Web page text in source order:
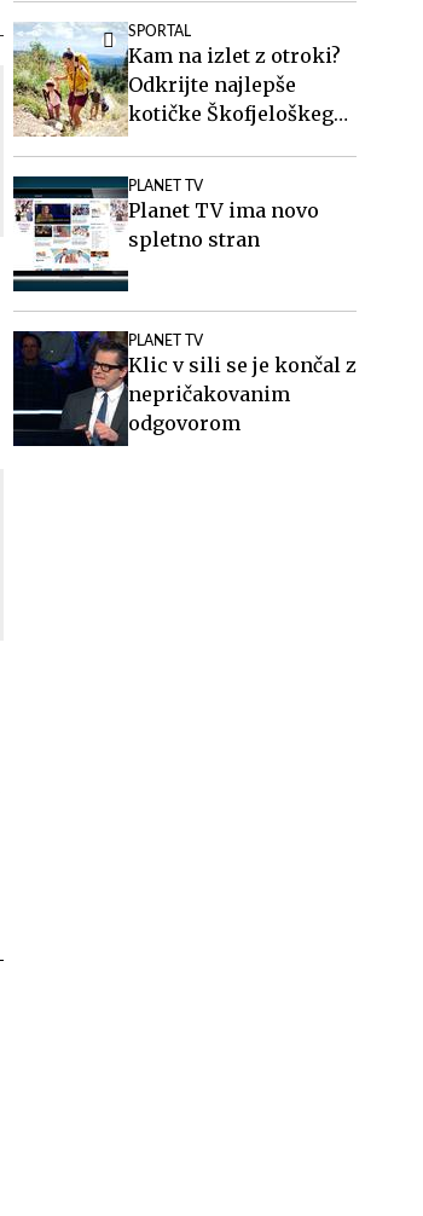
SPORTAL
Kam na izlet z otroki?
Odkrijte najlepše
kotičke Škofjeloškega
PLANET TV
Planet TV ima novo
spletno stran
PLANET TV
Klic v sili se je končal z
nepričakovanim
odgovorom